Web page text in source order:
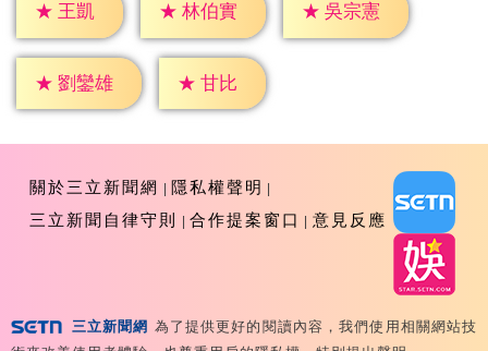
★ 王凱 ★ 林伯實 ★ 吳宗憲
★ 劉鑾雄 ★ 甘比
關於三立新聞網
隱私權聲明
三立新聞自律守則
合作提案窗口 意見反應
Copyright ©2026 Sanlih E-Television All Rights
三立新聞網 為了提供更好的閱讀內容，我們使用相關網站技